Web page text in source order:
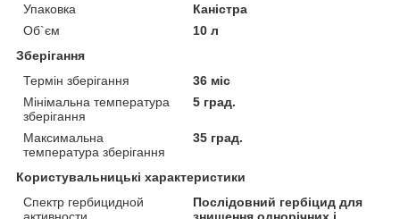
Упаковка
Каністра
Об`єм
10 л
Зберігання
Термін зберігання
36 міс
Мінімальна температура
зберігання
5 град.
Максимальна
температура зберігання
35 град.
Користувальницькі характеристики
Спектр гербицидной
активности
Послідовний гербіцид для
знищення однорічних і